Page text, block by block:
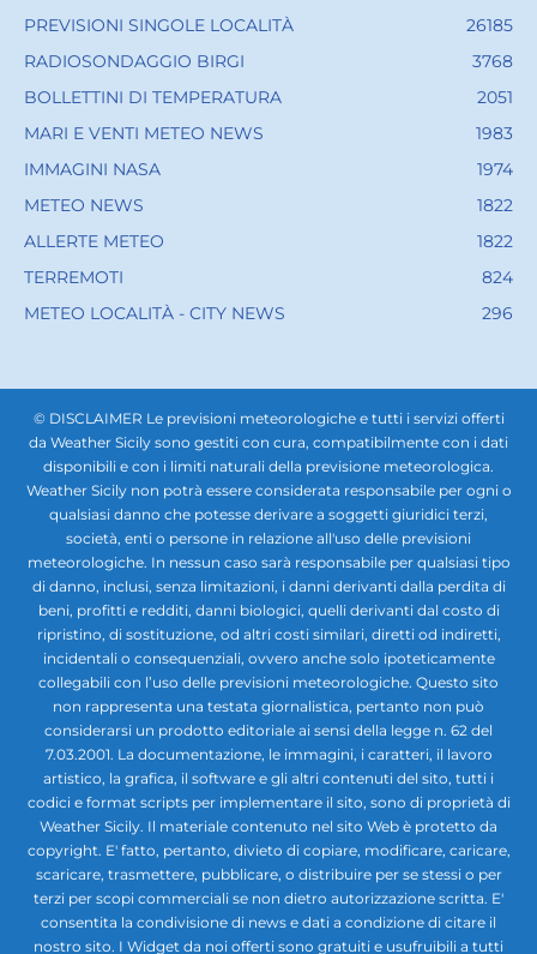
PREVISIONI SINGOLE LOCALITÀ
26185
RADIOSONDAGGIO BIRGI
3768
BOLLETTINI DI TEMPERATURA
2051
MARI E VENTI METEO NEWS
1983
IMMAGINI NASA
1974
METEO NEWS
1822
ALLERTE METEO
1822
TERREMOTI
824
METEO LOCALITÀ - CITY NEWS
296
© DISCLAIMER Le previsioni meteorologiche e tutti i servizi offerti
da Weather Sicily sono gestiti con cura, compatibilmente con i dati
disponibili e con i limiti naturali della previsione meteorologica.
Weather Sicily non potrà essere considerata responsabile per ogni o
qualsiasi danno che potesse derivare a soggetti giuridici terzi,
società, enti o persone in relazione all'uso delle previsioni
meteorologiche. In nessun caso sarà responsabile per qualsiasi tipo
di danno, inclusi, senza limitazioni, i danni derivanti dalla perdita di
beni, profitti e redditi, danni biologici, quelli derivanti dal costo di
ripristino, di sostituzione, od altri costi similari, diretti od indiretti,
incidentali o consequenziali, ovvero anche solo ipoteticamente
collegabili con l’uso delle previsioni meteorologiche. Questo sito
non rappresenta una testata giornalistica, pertanto non può
considerarsi un prodotto editoriale ai sensi della legge n. 62 del
7.03.2001. La documentazione, le immagini, i caratteri, il lavoro
artistico, la grafica, il software e gli altri contenuti del sito, tutti i
codici e format scripts per implementare il sito, sono di proprietà di
Weather Sicily. Il materiale contenuto nel sito Web è protetto da
copyright. E' fatto, pertanto, divieto di copiare, modificare, caricare,
scaricare, trasmettere, pubblicare, o distribuire per se stessi o per
terzi per scopi commerciali se non dietro autorizzazione scritta. E'
consentita la condivisione di news e dati a condizione di citare il
nostro sito. I Widget da noi offerti sono gratuiti e usufruibili a tutti